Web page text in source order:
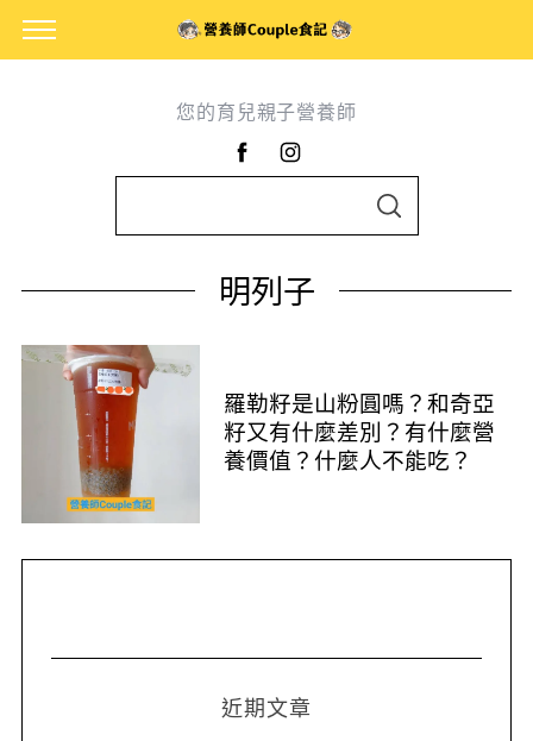
您的育兒親子營養師
r
h
f
:
S
H
明列子
羅勒籽是山粉圓嗎？和奇亞
籽又有什麼差別？有什麼營
養價值？什麼人不能吃？
近期文章